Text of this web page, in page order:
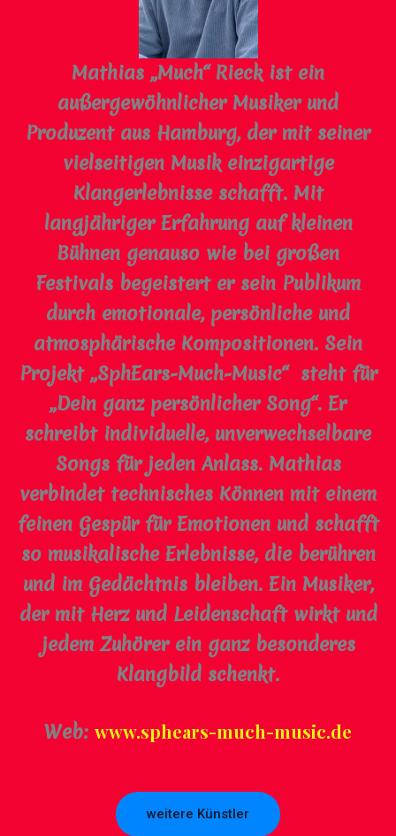
Mathias „Much“ Rieck ist ein
außergewöhnlicher Musiker und
Produzent aus Hamburg, der mit seiner
vielseitigen Musik einzigartige
Klangerlebnisse schafft. Mit
langjähriger Erfahrung auf kleinen
Bühnen genauso wie bei großen
Festivals begeistert er sein Publikum
durch emotionale, persönliche und
atmosphärische Kompositionen. Sein
Projekt „SphEars-Much-Music“ steht für
„Dein ganz persönlicher Song“. Er
schreibt individuelle, unverwechselbare
Songs für jeden Anlass. Mathias
verbindet technisches Können mit einem
feinen Gespür für Emotionen und schafft
so musikalische Erlebnisse, die berühren
und im Gedächtnis bleiben. Ein Musiker,
der mit Herz und Leidenschaft wirkt und
jedem Zuhörer ein ganz besonderes
Klangbild schenkt.
Web: www.sphears-much-music.de
weitere Künstler